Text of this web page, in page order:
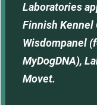
Laboratories
Finnish Kennel
Wisdompanel
MyDogDNA),
Movet.